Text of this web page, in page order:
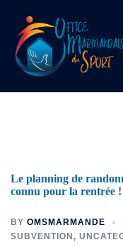
Le planning de
connu pour la rentrée !
BY OMSMARMANDE
SUBVENTION ,